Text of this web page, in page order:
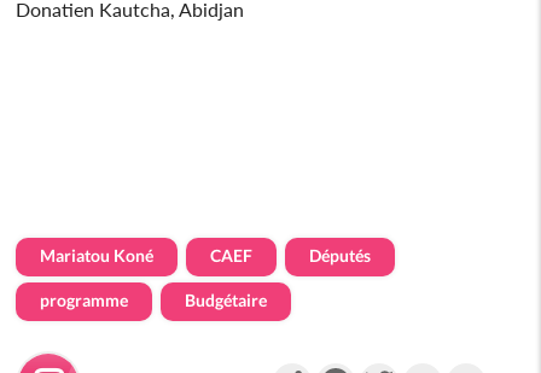
Donatien Kautcha, Abidjan
Mariatou Koné CAEF Députés
programme Budgétaire